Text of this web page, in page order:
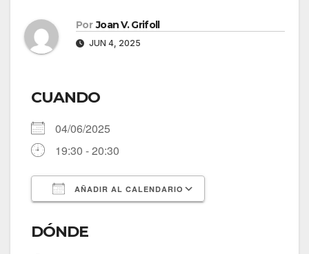
Por Joan V. Grifoll
JUN 4, 2025
CUANDO
04/06/2025
19:30 - 20:30
AÑADIR AL CALENDARIO
DÓNDE